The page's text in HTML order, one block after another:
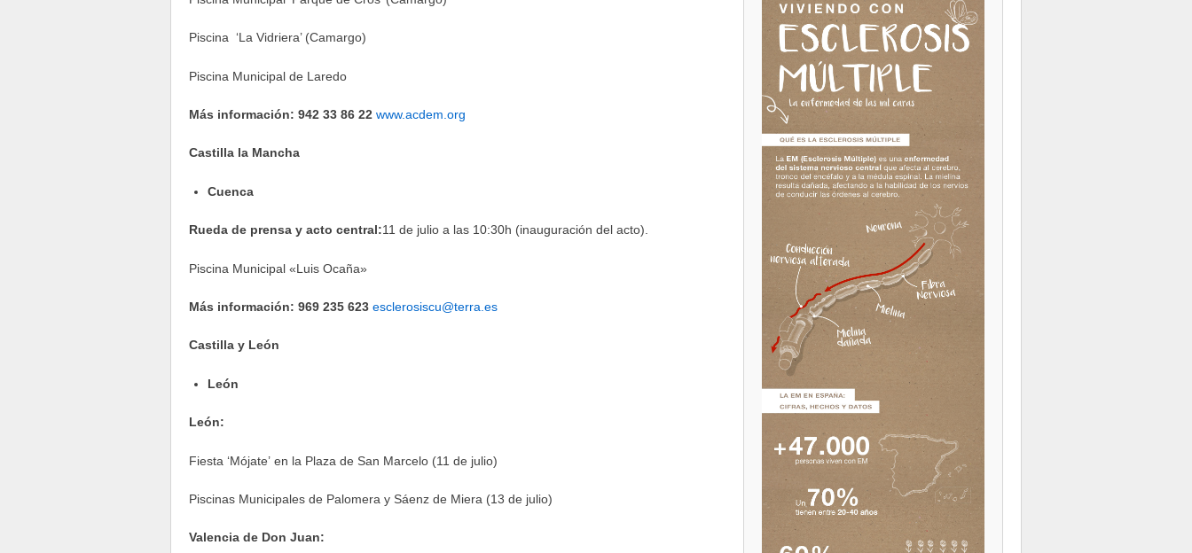
Piscina ‘La Vidriera’ (Camargo)
Piscina Municipal de Laredo
Más información: 942 33 86 22 www.acdem.org
Castilla la Mancha
Cuenca
Rueda de prensa y acto central:11 de julio a las 10:30h (inauguración del acto).
Piscina Municipal «Luis Ocaña»
Más información: 969 235 623 esclerosiscu@terra.es
Castilla y León
León
León:
Fiesta ‘Mójate’ en la Plaza de San Marcelo (11 de julio)
Piscinas Municipales de Palomera y Sáenz de Miera (13 de julio)
Valencia de Don Juan: